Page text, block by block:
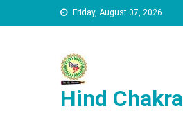
Skip to content Friday, August 07, 2026
Hind Chakra